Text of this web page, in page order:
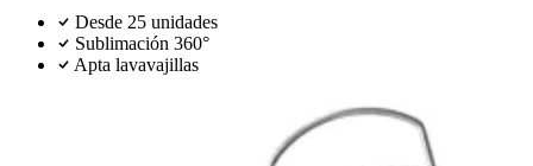
Desde 25 unidades
Sublimación 360°
Apta lavavajillas